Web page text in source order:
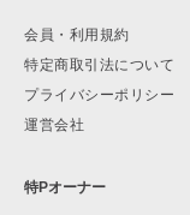
会員・利用規約
特定商取引法について
プライバシーポリシー
運営会社
特Pオーナー